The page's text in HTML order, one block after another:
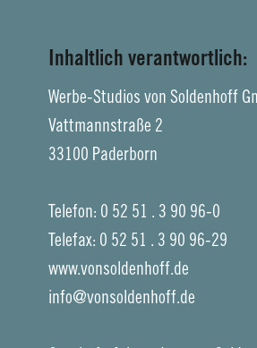
Video-Studio
Kontakt
Datenschutz
Cookies
Inhaltlich verantwortlich:
Werbe-Studios von Soldenhoff
Vattmannstraße 2
33100 Paderborn
Telefon: 0 52 51 . 3 90 96-0
Telefax: 0 52 51 . 3 90 96-29
www.vonsoldenhoff.de
info@vonsoldenhoff.de